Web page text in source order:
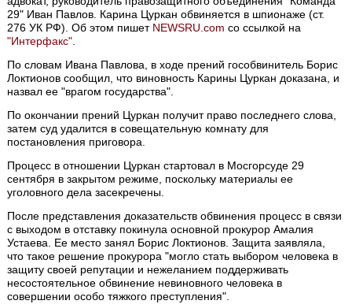
29" Иван Павлов. Карина Цуркан обвиняется в шпионаже (ст.
276 УК РФ). Об этом пишет NEWSRU.com со ссылкой на
"Интерфакс"
По словам Ивана Павлова, в ходе прений гособвинитель Борис
Локтионов сообщил, что виновность Карины Цуркан доказана, и
назвал ее "врагом государства".
По окончании прений Цуркан получит право последнего слова,
затем суд удалится в совещательную комнату для
постановления приговора.
Процесс в отношении Цуркан стартовал в Мосгорсуде 29
сентября в закрытом режиме, поскольку материалы ее
уголовного дела засекречены.
После представления доказательств обвинения процесс в связи
с выходом в отставку покинула основной прокурор Амалия
Устаева. Ее место занял Борис Локтионов. Защита заявляла,
что такое решение прокурора "могло стать выбором человека в
защиту своей репутации и нежеланием поддерживать
несостоятельное обвинение невиновного человека в
совершении особо тяжкого преступления".